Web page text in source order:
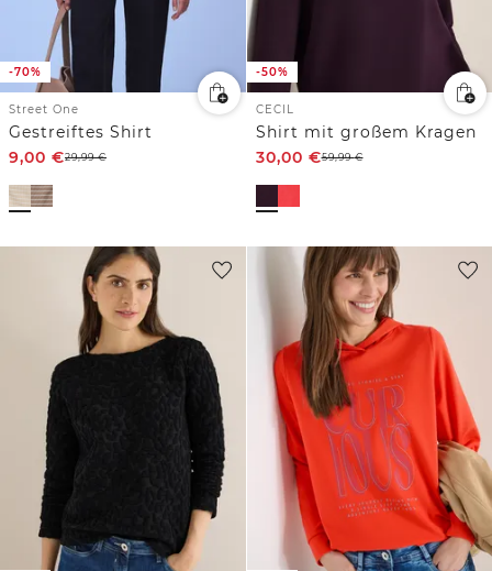
-70%
Street One
Gestreiftes Shirt
9,00 €29,99€
-50%
CECIL
Shirt mit großem Kragen
30,00 €59,99€